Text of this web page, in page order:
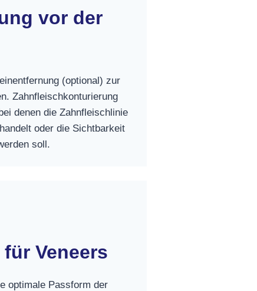
vor der
(optional) zur
Zahnfleischkonturierung
denen die Zahnfleischlinie
oder die Sichtbarkeit
soll.
Veneers
optimale Passform der